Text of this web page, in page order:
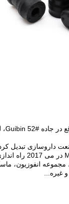
انفوزیون،
غیره...